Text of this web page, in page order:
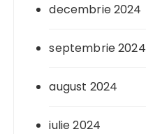
decembrie 2024
septembrie 2024
august 2024
iulie 2024